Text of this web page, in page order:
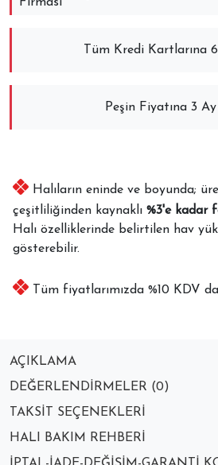
Tüm Kredi Kartlarına
Peşin Fiyatına 3
Halıların eninde ve boyunda;
çeşitliliğinden kaynaklı %3'e kadar
Halı özelliklerinde belirtilen hav
gösterebilir.
Tüm fiyatlarımızda %10 KDV
AÇIKLAMA
DEĞERLENDIRMELER (0)
TAKSIT SEÇENEKLERI
HALI BAKIM REHBERI